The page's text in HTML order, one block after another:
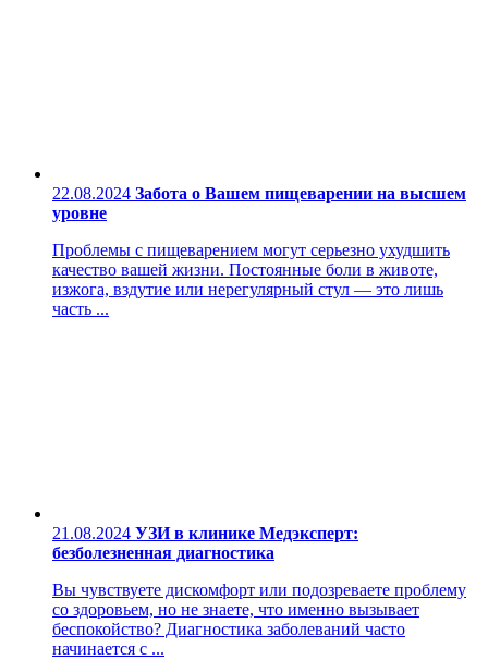
22.08.2024 Забота о Вашем пищеварении на высшем
уровне
Проблемы с пищеварением могут серьезно ухудшить
качество вашей жизни. Постоянные боли в животе,
изжога, вздутие или нерегулярный стул — это лишь
часть ...
21.08.2024 УЗИ в клинике Медэксперт:
безболезненная диагностика
Вы чувствуете дискомфорт или подозреваете проблему
со здоровьем, но не знаете, что именно вызывает
беспокойство? Диагностика заболеваний часто
начинается с ...